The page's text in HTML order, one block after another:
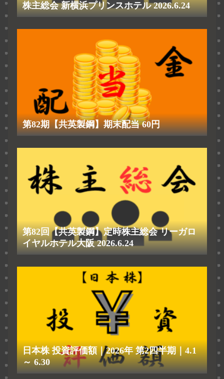
株主総会 新横浜プリンスホテル 2026.6.24
第82期【共英製鋼】期末配当 60円
第82回【共英製鋼】定時株主総会 リーガロ
イヤルホテル大阪 2026.6.24
日本株 投資評価額｜2026年 第2四半期｜4.1
～ 6.30